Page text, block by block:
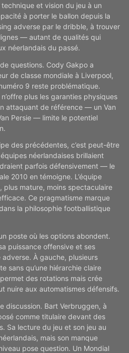
et vision du jeu à un
à porter le ballon depuis la
adverse par le dribble, à trouver
— autant de qualités qui
néerlandais du passé.
questions. Cody Gakpo a
de classe mondiale à Liverpool,
9 reste problématique.
plus les garanties physiques
attaquant de référence — un Van
Persie — limite le potentiel
des précédentes, c’est peut-être
néerlandaises brillaient
parfois défensivement — le
2010 en témoigne. L’équipe
plus mature, moins spectaculaire
Ce pragmatisme marque
la philosophie footballistique
poste où les options abondent.
puissance offensive et ses
À gauche, plusieurs
sans qu’une hiérarchie claire
des rotations mais crée
nuire aux automatismes défensifs.
discussion. Bart Verbruggen, à
comme titulaire devant des
Sa lecture du jeu et son jeu au
mais son manque
pose question. Un Mondial